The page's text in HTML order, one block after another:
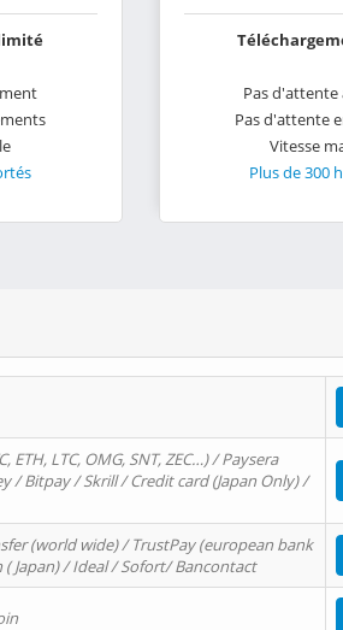
Pas
Pas d'attente
Vitesse
Plus de 300
ETH, LTC, OMG, SNT, ZEC…) / Paysera
/ Bitpay / Skrill / Credit card (Japan Only) /
(world wide) / TrustPay (european bank
Japan) / Ideal / Sofort/ Bancontact